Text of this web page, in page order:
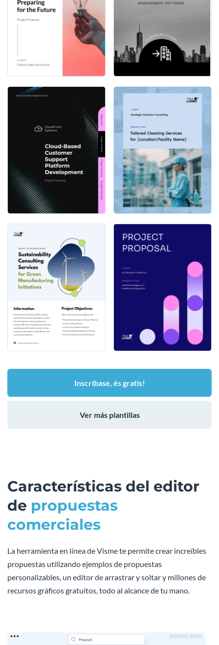
Inscríbase, és gratis!
Ver más plantillas
Características del editor
de propuestas
comerciales
La herramienta en línea de Visme te permite crear increíbles
propuestas utilizando ejemplos de propuestas
personalizables, un editor de arrastrar y soltar y millones de
recursos gráficos gratuitos, todo al alcance de tu mano.